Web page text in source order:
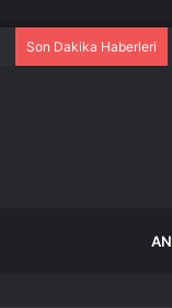
Son Dakika Haberleri